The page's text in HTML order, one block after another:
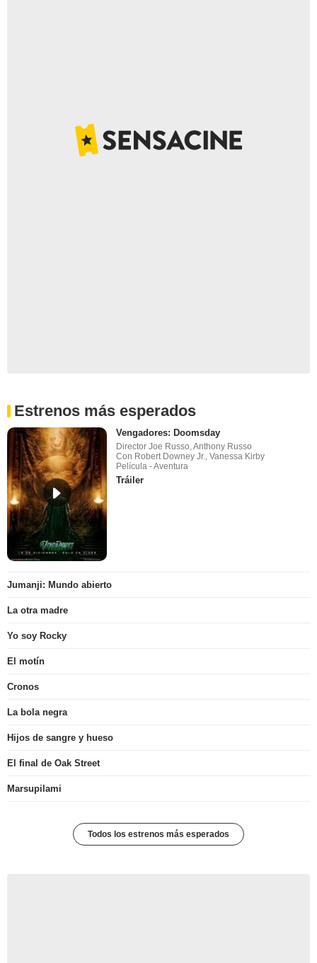
Estrenos más esperados
Vengadores: Doomsday
Director Joe Russo, Anthony Russo
Con Robert Downey Jr., Vanessa Kirby
Película - Aventura
Tráiler
Jumanji: Mundo abierto
La otra madre
Yo soy Rocky
El motín
Cronos
La bola negra
Hijos de sangre y hueso
El final de Oak Street
Marsupilami
Todos los estrenos más esperados